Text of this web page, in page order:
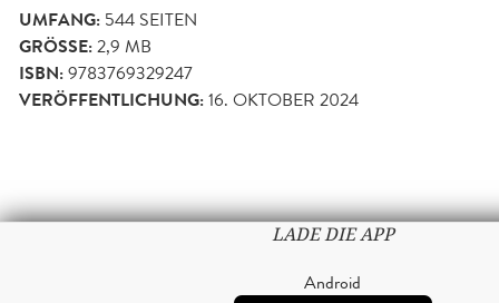
UMFANG: 544 SEITEN
GRÖSSE: 2,9 MB
ISBN:9783769329247
VERÖFFENTLICHUNG:16. OKTOBER 2024
LADE DIE APP
Android